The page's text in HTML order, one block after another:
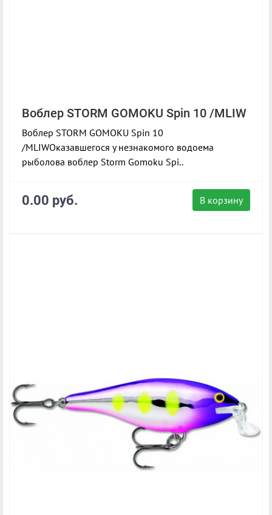
Воблер STORM GOMOKU Spin 10 /MLIW
Воблер STORM GOMOKU Spin 10
/MLIWОказавшегося у незнакомого водоема
рыболова воблер Storm Gomoku Spi..
В корзину
0.00 руб.